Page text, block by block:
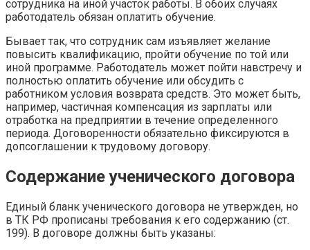
сотрудника на иной участок работы. В обоих случаях
работодатель обязан оплатить обучение.
Бывает так, что сотрудник сам изъявляет желание
повысить квалификацию, пройти обучение по той или
иной программе. Работодатель может пойти навстречу и
полностью оплатить обучение или обсудить с
работником условия возврата средств. Это может быть,
например, частичная компенсация из зарплаты или
отработка на предприятии в течение определенного
периода. Договоренности обязательно фиксируются в
допсоглашении к трудовому договору.
Содержание ученического договора
Единый бланк ученического договора не утвержден, но
в ТК РФ прописаны требования к его содержанию (ст.
199). В договоре должны быть указаны: